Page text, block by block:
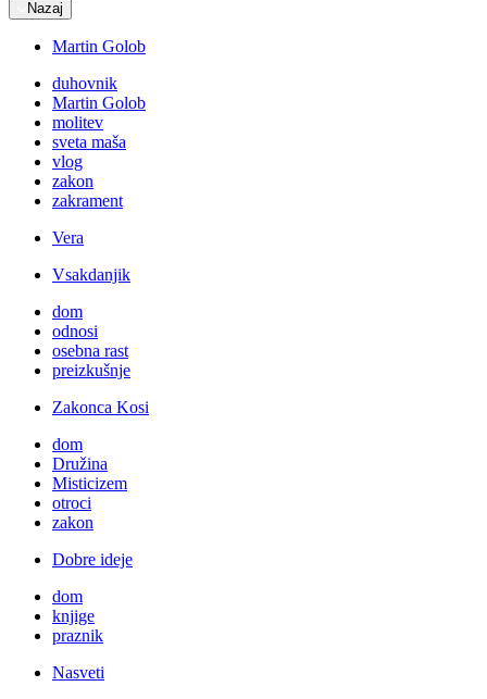
Nazaj
Martin Golob
duhovnik
Martin Golob
molitev
sveta maša
vlog
zakon
zakrament
Vera
Vsakdanjik
dom
odnosi
osebna rast
preizkušnje
Zakonca Kosi
dom
Družina
Misticizem
otroci
zakon
Dobre ideje
dom
knjige
praznik
Nasveti